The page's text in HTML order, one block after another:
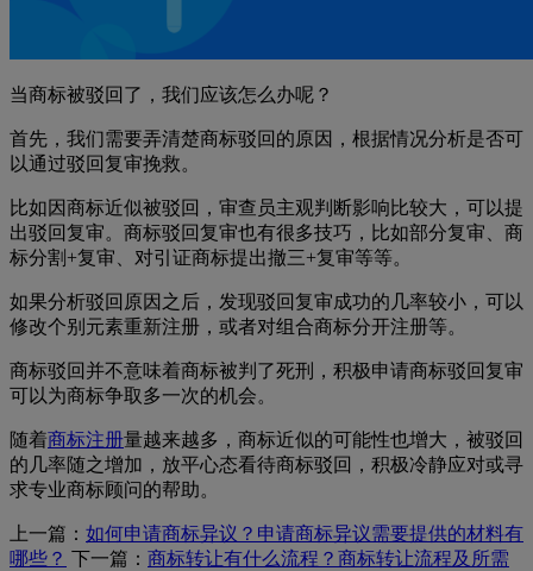
当商标被驳回了，我们应该怎么办呢？
首先，我们需要弄清楚商标驳回的原因，根据情况分析是否可
以通过驳回复审挽救。
比如因商标近似被驳回，审查员主观判断影响比较大，可以提
出驳回复审。商标驳回复审也有很多技巧，比如部分复审、商
标分割+复审、对引证商标提出撤三+复审等等。
如果分析驳回原因之后，发现驳回复审成功的几率较小，可以
修改个别元素重新注册，或者对组合商标分开注册等。
商标驳回并不意味着商标被判了死刑，积极申请商标驳回复审
可以为商标争取多一次的机会。
随着商标注册量越来越多，商标近似的可能性也增大，被驳回
的几率随之增加，放平心态看待商标驳回，积极冷静应对或寻
求专业商标顾问的帮助。
上一篇： 如何申请商标异议？申请商标异议需要提供的材料有
哪些？ 下一篇： 商标转让有什么流程？商标转让流程及所需